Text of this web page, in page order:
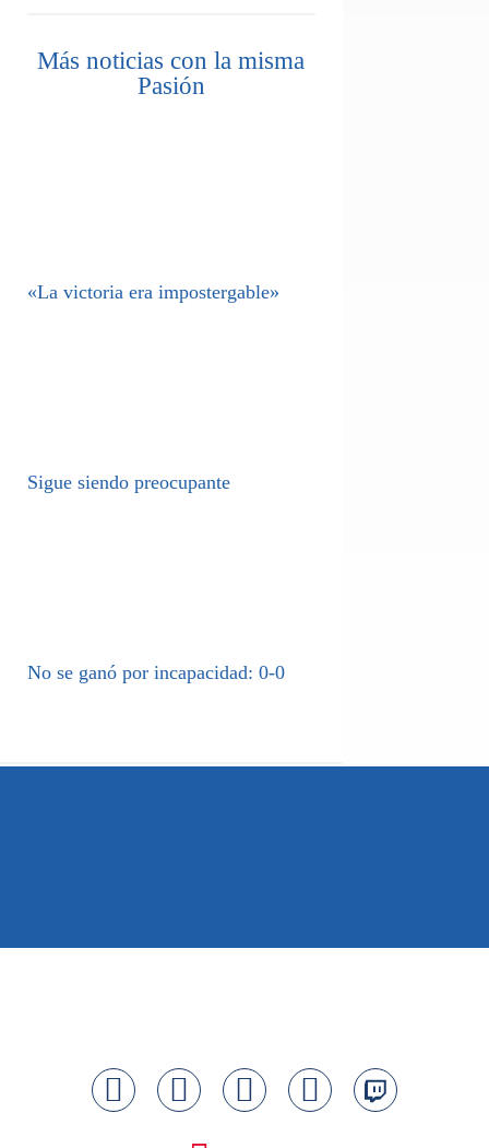
Más noticias con la misma
Pasión
«La victoria era impostergable»
Sigue siendo preocupante
No se ganó por incapacidad: 0-0